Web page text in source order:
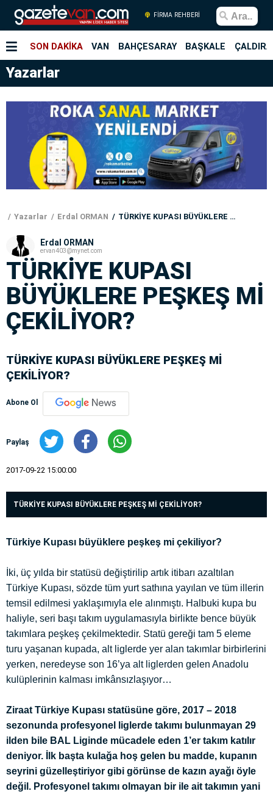
FİRMA REHBERİ
SON DAKİKA VAN BAHÇESARAY BAŞKALE
Yazarlar
Yazarlar Erdal ORMAN TÜRKİYE KUPASI BÜYÜKLERE PEŞKEŞ Mİ ÇEKİLİYOR?
Erdal ORMAN
ervan403@mynet.com
TÜRKİYE KUPASI
BÜYÜKLERE PEŞKEŞ Mİ
ÇEKİLİYOR?
TÜRKİYE KUPASI BÜYÜKLERE PEŞKEŞ Mİ
ÇEKİLİYOR?
Abone Ol
Paylaş
2017-09-22 15:00:00
TÜRKİYE KUPASI BÜYÜKLERE PEŞKEŞ Mİ ÇEKİLİYOR?
Türkiye Kupası büyüklere peşkeş mi çekiliyor?
İki, üç yılda bir statüsü değiştirilip artık itibarı azaltılan
Türkiye Kupası, sözde tüm yurt sathına yayılan ve tüm illerin
temsil edilmesi yaklaşımıyla ele alınmıştı. Halbuki kupa bu
haliyle, seri başı takım uygulamasıyla birlikte bence büyük
takımlara peşkeş çekilmektedir. Statü gereği tam 5 eleme
turu yaşanan kupada, alt liglerde yer alan takımlar birbirlerini
yerken, neredeyse son 16’ya alt liglerden gelen Anadolu
kulüplerinin kalması imkânsızlaşıyor…
Ziraat Türkiye Kupası statüsüne göre, 2017 – 2018
sezonunda profesyonel liglerde takımı bulunmayan 29
ilden bile BAL Liginde mücadele eden 1’er takım katılır
deniyor. İlk başta kulağa hoş gelen bu madde, kupanın
seyrini güzelleştiriyor gibi görünse de kazın ayağı öyle
değil. Profesyonel takımı olmayan bir ile ait takımın yani